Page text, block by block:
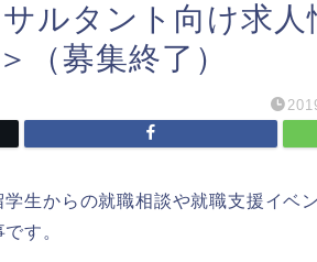
サルタント向け求人
（募集終了）
生からの就職相談や就職支援イベ
す。